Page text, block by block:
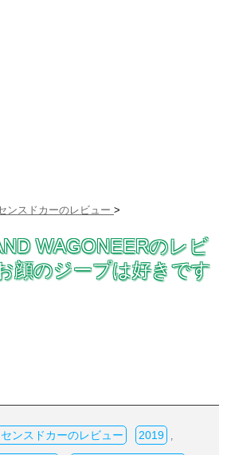
ンスドカーのレビュー >
WAGONEERのレビ
顔のジープは好きです
ンスドカーのレビュー 2019